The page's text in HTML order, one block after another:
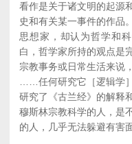
看作是关于诸文明的起源
史和有关某一事件的作品
思想家，却认为哲学和
白，哲学家所持的观点
宗教事务或日常生活来说
……任何研究它［逻辑学
研究了《古兰经》的解释
穆斯林宗教科学的人，是
的人，几乎无法躲避有害